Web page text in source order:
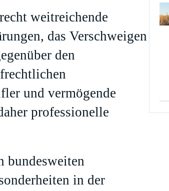
weitreichende
das Verschweigen
den
und vermögende
professionelle
bundesweiten
in der